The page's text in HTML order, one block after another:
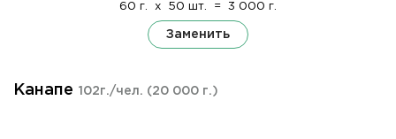
60 г. x 50 шт. = 3 000 г.
Заменить
Канапе 102г./чел. (20 000 г.)